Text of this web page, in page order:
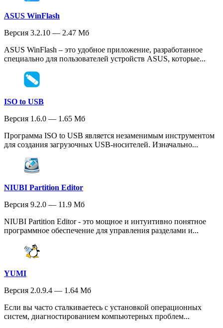
ASUS WinFlash
Версия 3.2.10 — 2.47 Мб
ASUS WinFlash – это удобное приложение, разработанное
специально для пользователей устройств ASUS, которые...
ISO to USB
Версия 1.6.0 — 1.65 Мб
Программа ISO to USB является незаменимым инструментом
для создания загрузочных USB-носителей. Изначально...
NIUBI Partition Editor
Версия 9.2.0 — 11.9 Мб
NIUBI Partition Editor - это мощное и интуитивно понятное
программное обеспечение для управления разделами и...
YUMI
Версия 2.0.9.4 — 1.64 Мб
Если вы часто сталкиваетесь с установкой операционных
систем, диагностированием компьютерных проблем...